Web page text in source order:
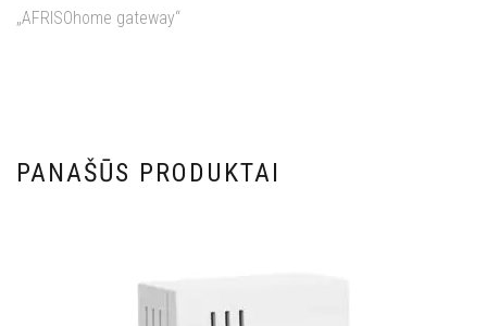
„AFRISOhome gateway“
PANAŠŪS PRODUKTAI